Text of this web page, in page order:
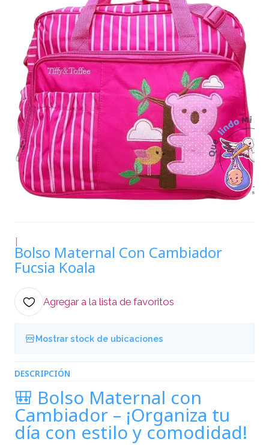
|
Bolso Maternal Con Cambiador
Fucsia Koala
Agregar a la lista de favoritos
Mostrar stock de ubicaciones
DESCRIPCIÓN
🎒 Bolso Maternal con
Cambiador – ¡Organiza tu
día con estilo y comodidad!